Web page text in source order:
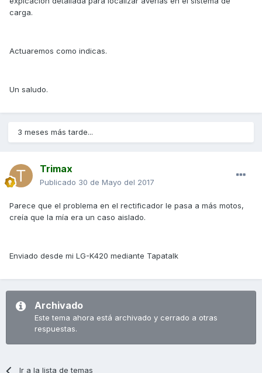
carga.
Actuaremos como indicas.
Un saludo.
3 meses más tarde...
Trimax
Publicado 30 de Mayo del 2017
Parece que el problema en el rectificador le pasa a más motos,
creía que la mía era un caso aislado.
Enviado desde mi LG-K420 mediante Tapatalk
Archivado
Este tema ahora está archivado y cerrado a otras
respuestas.
Ir a la lista de temas